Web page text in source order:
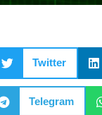
Twitter
Telegram